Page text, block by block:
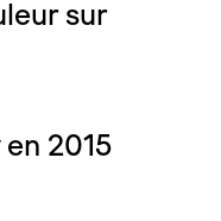
sur
2015